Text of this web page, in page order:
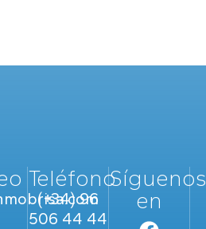
Teléfono
(+34) 96
506 44 44
en